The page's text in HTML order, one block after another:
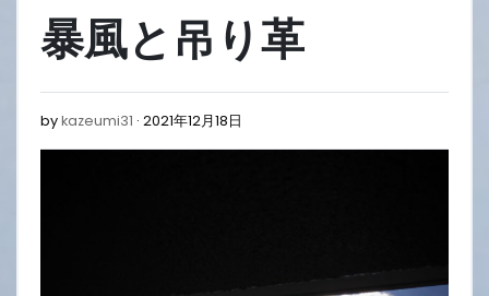
暴風と吊り革
bykazeumi31 2021年12月18日